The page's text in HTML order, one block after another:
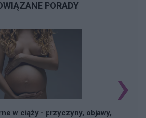
PORADY
w ciąży - przyczyny, objawy,
›